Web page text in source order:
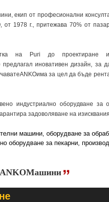
екип от професионални
1978 г., притежава 70% от
на Puri до проектиране и
иновативен дизайн, за
за цел да бъде
индустриално оборудване
задоволяване на
машини, оборудване за
оборудване за пекарни,